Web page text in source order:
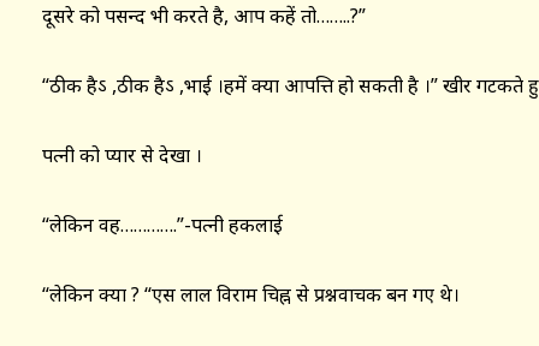
दूसरे को पसन्द भी करते है, आप कहें तो……..?”
“ठीक हैऽ ,ठीक हैऽ ,भाई ।हमें क्या आपत्ति हो सकती है ।” खीर गटकते
पत्नी को प्यार से देखा ।
“लेकिन वह………….”-पत्नी हकलाई
“लेकिन क्या ? “एस लाल विराम चिह्न से प्रश्नवाचक बन गए थे।